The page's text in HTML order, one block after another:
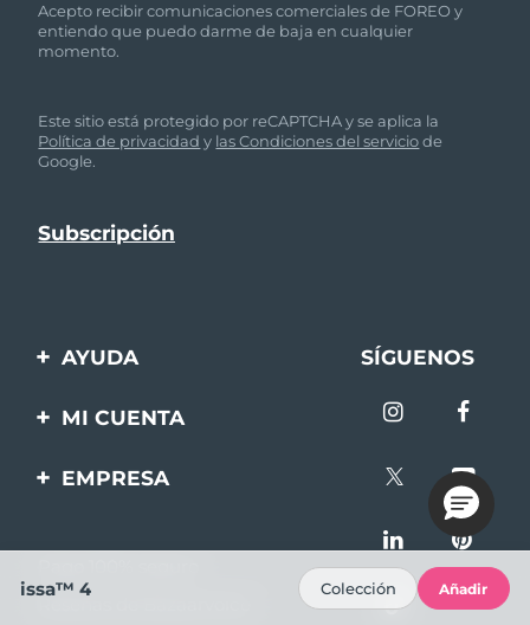
Acepto recibir comunicaciones comerciales de FOREO y
entiendo que puedo darme de baja en cualquier
momento.
Este sitio está protegido por reCAPTCHA y se aplica la
Política de privacidad y las Condiciones del serviciode
Google.
AYUDA
Contáctanos
Información de la
SÍGUENOS
MI CUENTA
Registro de productos
EMPRESA
issa™ 4 Colección Añadir